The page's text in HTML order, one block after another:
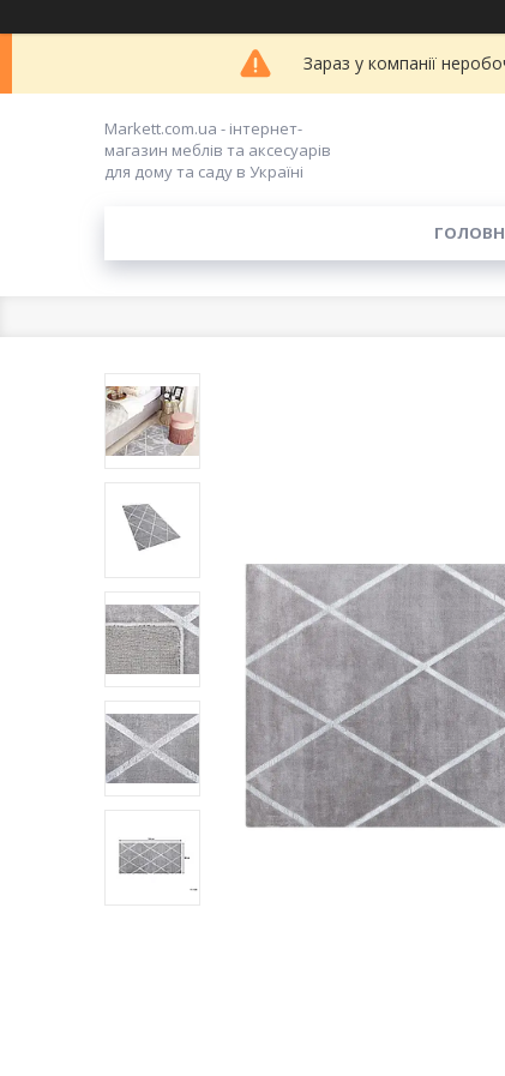
Зараз у компанії
Markett.com.ua - інтернет-
магазин меблів та аксесуарів
для дому та саду в Україні